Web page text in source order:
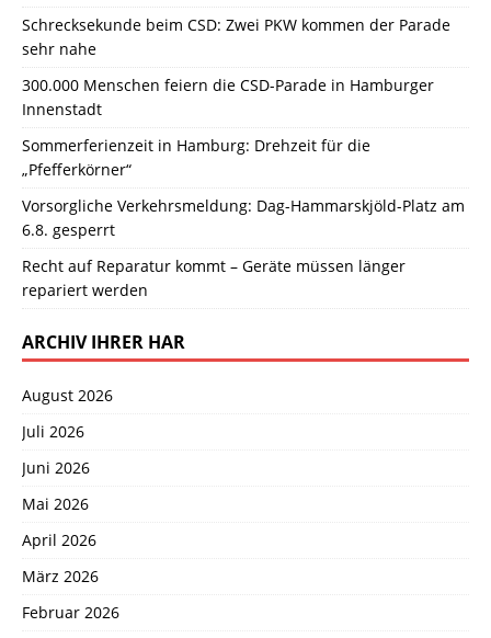
Schrecksekunde beim CSD: Zwei PKW kommen der Parade
sehr nahe
300.000 Menschen feiern die CSD-Parade in Hamburger
Innenstadt
Sommerferienzeit in Hamburg: Drehzeit für die
„Pfefferkörner“
Vorsorgliche Verkehrsmeldung: Dag-Hammarskjöld-Platz am
6.8. gesperrt
Recht auf Reparatur kommt – Geräte müssen länger
repariert werden
ARCHIV IHRER HAR
August 2026
Juli 2026
Juni 2026
Mai 2026
April 2026
März 2026
Februar 2026